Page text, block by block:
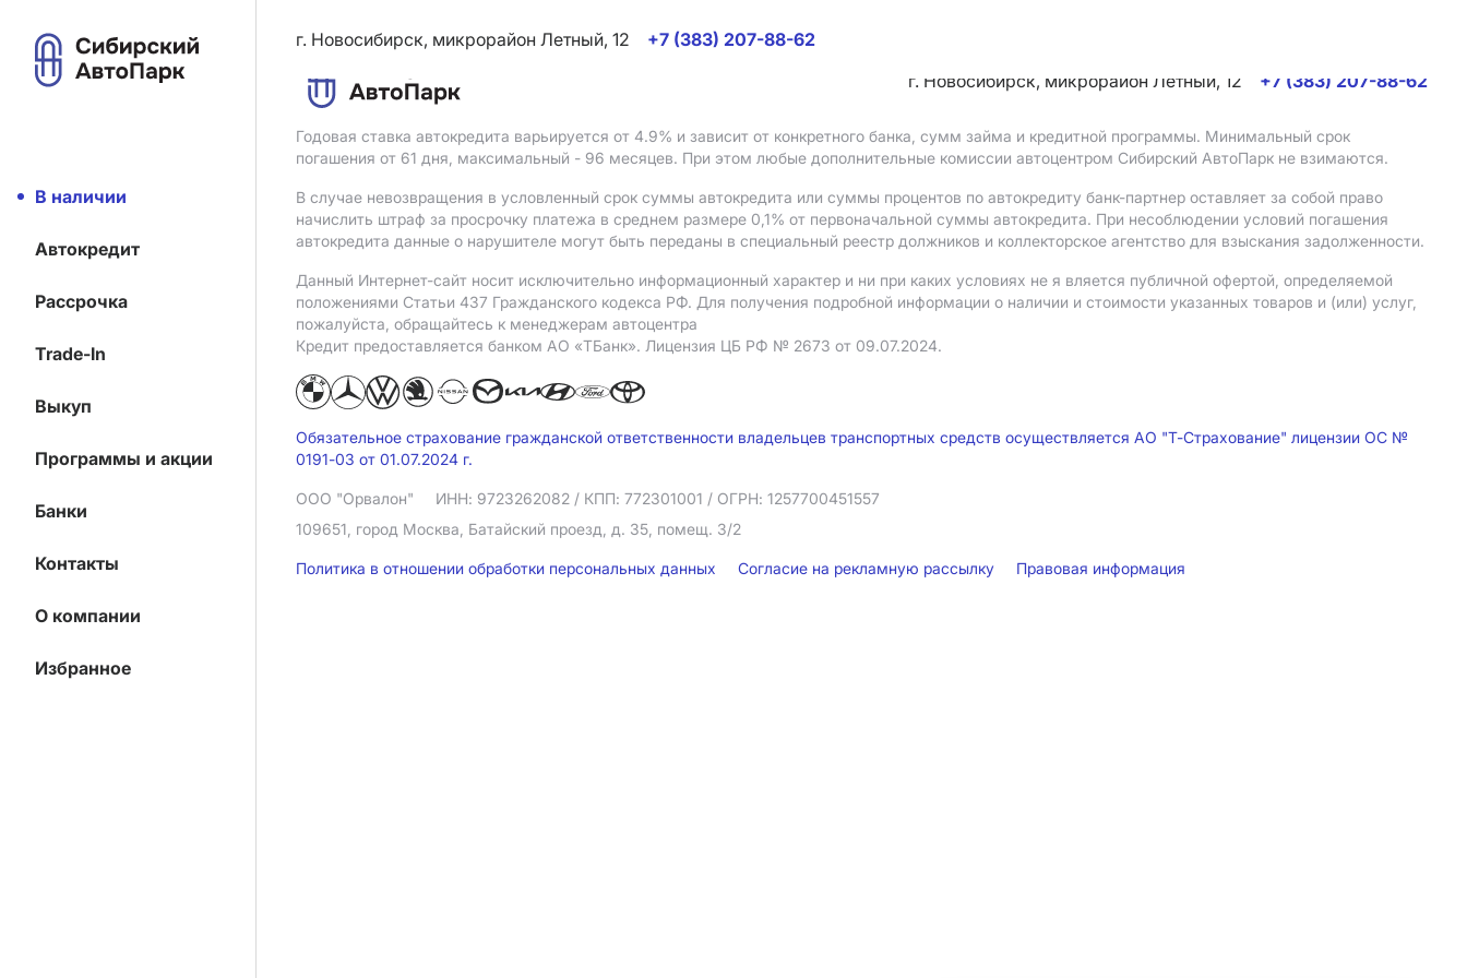
В наличии
Автокредит
Рассрочка
Trade-In
Выкуп
Программы и акции
Банки
Контакты
О компании
Избранное
г. Новосибирск, микрорайон Летный, 12
+7 (383) 207-88-62
г. Новосибирск, микрорайон Летный, 12
+7 (383) 207-88-62
Годовая ставка автокредита варьируется от 4.9% и зависит от конкретного банка, сумм займа и кредитной программы. Минимальный срок
погашения от 61 дня, максимальный - 96 месяцев. При этом любые дополнительные комиссии автоцентром Сибирский АвтоПарк не взимаются.
В случае невозвращения в условленный срок суммы автокредита или суммы процентов по автокредиту банк-партнер оставляет за собой право
начислить штраф за просрочку платежа в среднем размере 0,1% от первоначальной суммы автокредита. При несоблюдении условий погашения
автокредита данные о нарушителе могут быть переданы в специальный реестр должников и коллекторское агентство для взыскания задолженности.
Данный Интернет-сайт носит исключительно информационный характер и ни при каких условиях не я вляется публичной офертой, определяемой
положениями Статьи 437 Гражданского кодекса РФ. Для получения подробной информации о наличии и стоимости указанных товаров и (или) услуг,
пожалуйста, обращайтесь к менеджерам автоцентра
Кредит предоставляется банком АO «ТБанк». Лицензия ЦБ РФ № 2673 от 09.07.2024.
Обязательное страхование гражданской ответственности владельцев транспортных средств осуществляется АО "Т-Страхование" лицензии ОС №
0191-03 от 01.07.2024 г.
ООО "Орвалон" ИНН: 9723262082 / КПП: 772301001 / ОГРН: 1257700451557
109651, город Москва, Батайский проезд, д. 35, помещ. 3/2
Политика в отношении обработки персональных данных Согласие на рекламную рассылку Правовая информация